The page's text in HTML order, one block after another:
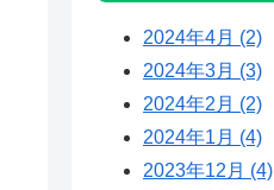
2024年4月 (2)
2024年3月 (3)
2024年2月 (2)
2024年1月 (4)
2023年12月 (4)